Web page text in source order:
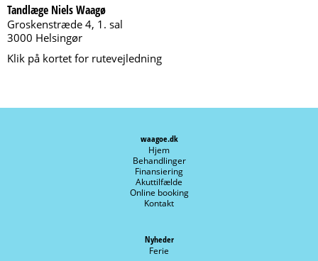
Tandlæge Niels Waagø
Groskenstræde 4, 1. sal
3000 Helsingør
Klik på kortet for rutevejledning
waagoe.dk
Hjem
Behandlinger
Finansiering
Akuttilfælde
Online booking
Kontakt
Nyheder
Ferie